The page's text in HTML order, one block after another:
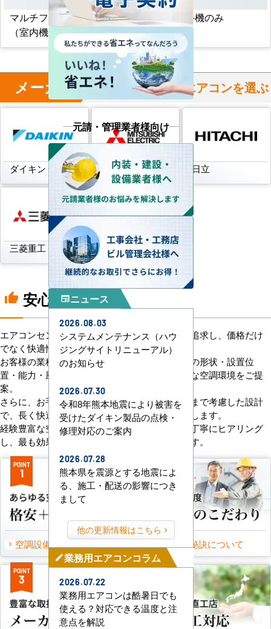
マルチフリービルトイン形
（室内機のみ）
マルチ室外機のみ
メーカー からハウジングエアコンを選ぶ
ダイキン 三菱電機 日立
三菱重工 パナソニック
thumb_up 安心の8つのポイント
エアコンセンターACは、「格安＋α」の価値を追求し、価格だけ
でなく快適性と機能性にもこだわっています。
お客様の業種や施設の形態に合わせて、室内機の形状・設置位
置・能力・風向きなどを総合的に検討し、最適な空調環境をご提
案。
さらに、お手入れのしやすさやメンテナンス性まで考慮した設計
で、長く快適にご使用いただけるようサポートします。
経験豊富な空調技術者が現場の状況やご要望を丁寧にヒアリング
し、最も効果的で効率的なプランをお届けします。
POINT
1
空調設備のご提案について
2
選ばれる秘訣について
POINT
3
元請・管理業者様向け
newspaperニュース
2026.08.03
システムメンテナンス（ハウ
ジングサイトリニューアル）
のお知らせ
2026.07.30
令和8年熊本地震により被害を
受けたダイキン製品の点検・
修理対応のご案内
2026.07.28
熊本県を震源とする地震によ
る、施工・配送の影響につき
まして
他の更新情報はこちら
mode_edit業務用エアコンコラム
2026.07.22
業務用エアコンは酷暑日でも
使える？対応できる温度と注
意点を解説